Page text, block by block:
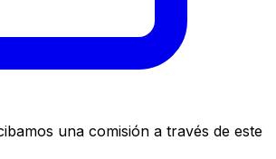
una comisión a través de este